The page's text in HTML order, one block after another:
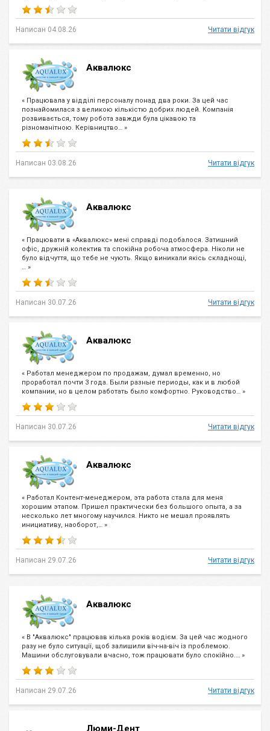
Написан 04.08.26 Читати відгук
Аквалюкс
« Працювала у відділі персоналу понад два роки. За цей час
познайомилася з великою кількістю добрих людей. Компанія
розвивається, тому робота завжди була цікавою та
різноманітною. Керівництво… »
Написан 03.08.26 Читати відгук
Аквалюкс
« Працювати в «Аквалюкс» мені справді подобалося. Затишний
офіс, дружній колектив та спокійна робоча атмосфера. Ніколи не
було відчуття, що тебе не чують. Якщо виникали якісь складнощі,
… »
Написан 30.07.26 Читати відгук
Аквалюкс
« Работал менеджером по продажам, думал временно, но
проработал почти 3 года. Были разные периоды, как и в любой
компании, но в целом работать было комфортно. Руководство… »
Написан 30.07.26 Читати відгук
Аквалюкс
« Работал Контент-менеджером, эта работа стала для меня
хорошим этапом. Пришел практически без большого опыта, а за
несколько лет многому научился. Никто не мешал проявлять
инициативу, наоборот,… »
Написан 29.07.26 Читати відгук
Аквалюкс
« В "Аквалюкс" працював кілька років водієм. За цей час жодного
разу не було ситуації, щоб залишили віч-на-віч із проблемою.
Машини обслуговували вчасно, тож працювати було спокійно.… »
Написан 29.07.26 Читати відгук
Люми-Дент